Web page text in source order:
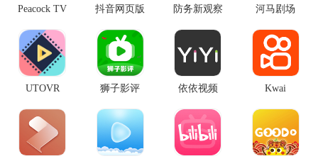
Peacock TV 抖音网页版 防务新观察 河马剧场
UTOVR 狮子影评 依依视频 Kwai